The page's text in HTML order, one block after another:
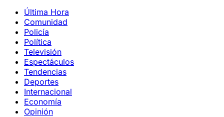
Última Hora
Comunidad
Policía
Política
Televisión
Espectáculos
Tendencias
Deportes
Internacional
Economía
Opinión